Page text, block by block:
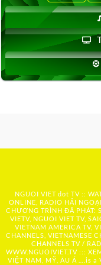
NGUOI VIET dot TV ::
ONLINE, RADIO HẢI
CHƯƠNG TRÌNH ĐÃ PHÁT:
VIETV, NGUOI VIET TV,
VIETNAM AMERICA TV,
CHANNELS, VIETNAMESE
CHANNELS TV /
WWW.NGUOIVIET.TV :::
VIỆT NAM, MỸ, ÂU Á ….is